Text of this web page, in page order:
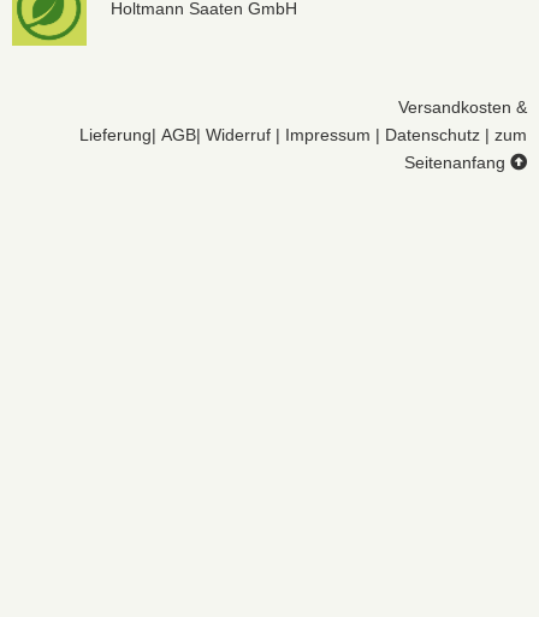
Holtmann Saaten GmbH
Versandkosten &
Lieferung| AGB| Widerruf | Impressum | Datenschutz | zum
Seitenanfang